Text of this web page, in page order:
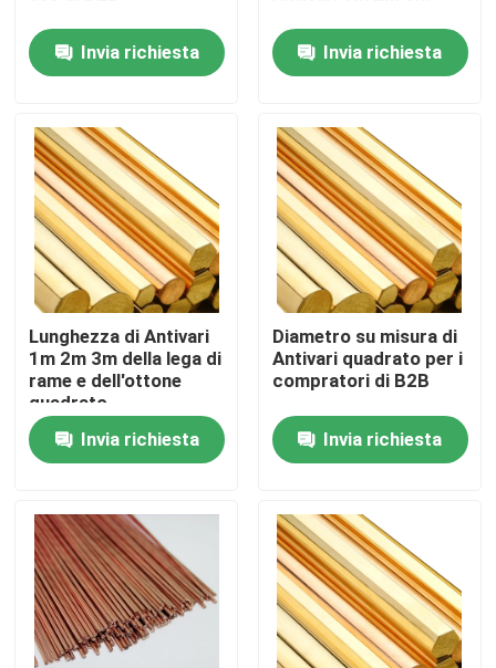
Casa
Video
Circa noi
Giro della fabbrica
Controllo di qualità
Contattici
Richieda una citazione
Piatto di alluminio dello strato
Piatto dello strato di acciaio inossidabile
Invia richiesta Invia richiesta
Lunghezza di Antivari
1m 2m 3m della lega di
rame e dell'ottone
quadrato
Invia richiesta
Diametro su misura di
Antivari quadrato per i
compratori di B2B
Invia richiesta